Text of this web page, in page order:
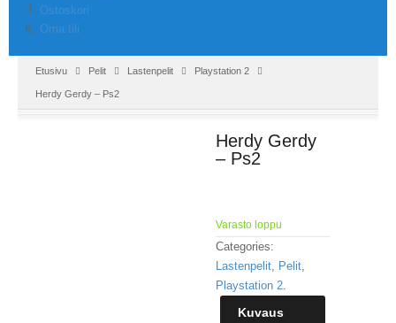
Ostoskori
Oma tili
Etusivu Pelit Lastenpelit Playstation 2
Herdy Gerdy – Ps2
Herdy Gerdy
– Ps2
Varasto loppu
Categories:
Lastenpelit, Pelit,
Playstation 2.
Kuvaus